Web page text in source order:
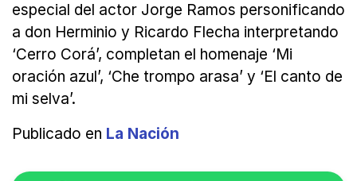
especial del actor Jorge Ramos personificando
a don Herminio y Ricardo Flecha interpretando
‘Cerro Corá’, completan el homenaje ‘Mi
oración azul’, ‘Che trompo arasa’ y ‘El canto de
mi selva’.
Publicado en La Nación